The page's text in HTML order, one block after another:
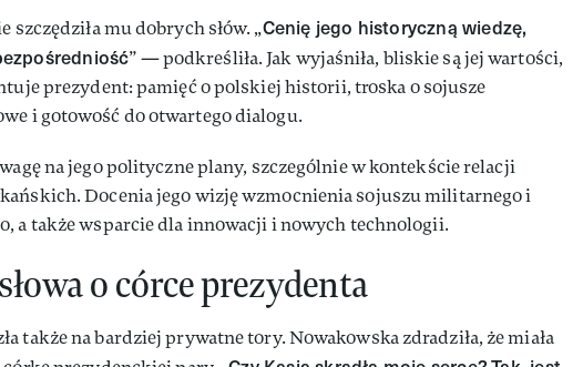
szczędziła mu dobrych słów. „Cenię jego historyczną wiedzę,
” — podkreśliła. Jak wyjaśniła, bliskie są jej wartości,
prezydent: pamięć o polskiej historii, troska o sojusze
i gotowość do otwartego dialogu.
na jego polityczne plany, szczególnie w kontekście relacji
Docenia jego wizję wzmocnienia sojuszu militarnego i
a także wsparcie dla innowacji i nowych technologii.
o córce prezydenta
także na bardziej prywatne tory. Nowakowska zdradziła, że miała